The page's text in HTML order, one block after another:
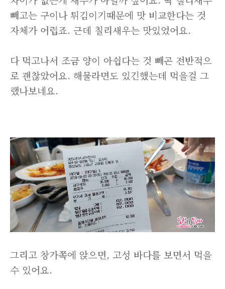
빼고는 구이나 튀김이기때문에 맛 비교한다는 것
자체가 어렵죠. 근데 칠리새우는 맛있었어요.
다 먹고나서 조금 양이 아쉽다는 것 빼곤 전반적으
로 괜찮았어요. 해물라면도 있긴했는데 먹을걸 그
랬나보네요.
그리고 창가쪽에 앉으면, 고성 바다를 보면서 먹을
수 있어요.